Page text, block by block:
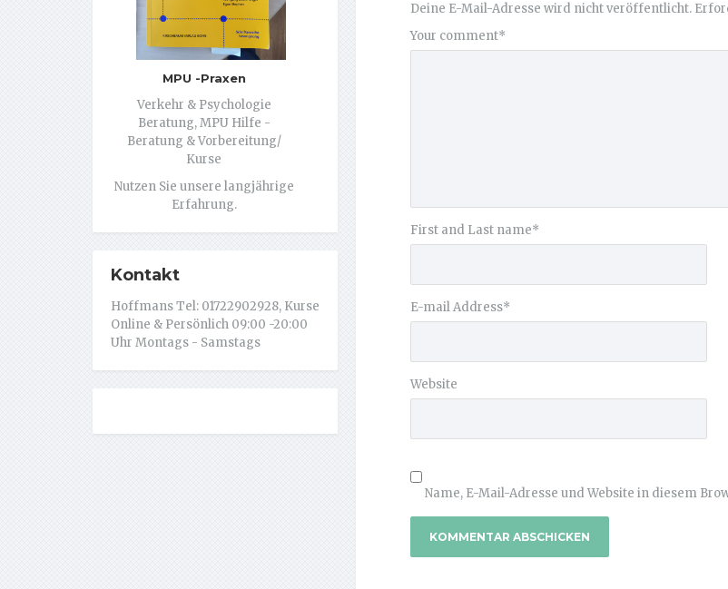
Deine E-Mail-Adresse wird nicht veröffentlicht.
Your comment*
First and Last name*
E-mail Address*
Website
Name, E-Mail-Adresse und Website in diesem
MPU -Praxen
Verkehr & Psychologie
Beratung, MPU Hilfe -
Beratung & Vorbereitung/
Kurse
Nutzen Sie unsere langjährige
Erfahrung.
Kontakt
Hoffmans Tel: 01722902928, Kurse
Online & Persönlich 09:00 -20:00
Uhr Montags - Samstags